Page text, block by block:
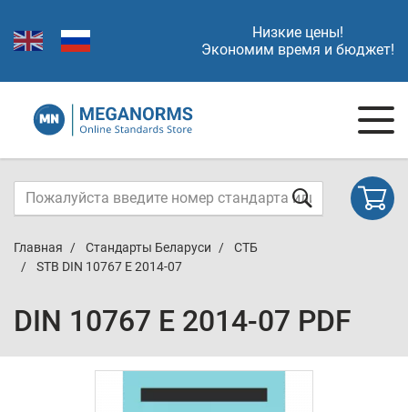
Низкие цены!
Экономим время и бюджет!
Главная Стандарты Беларуси
СТБ
STB DIN 10767 E 2014-07
DIN 10767 E 2014-07 PDF